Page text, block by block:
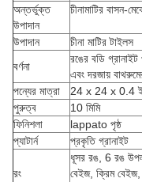
অন্তর্ভুক্ত
উপাদান
চীনামাটির বাসন-
উপাদান
চীনা মাটির টাইলস
বর্ণনা
রঙের বডি
এবং দরজায়
পন্যের মাত্রা
24 x 24 x 0.4
পুরুত্ব
10 মিমি
ফিনিশলা
lappato পৃষ্ঠ
প্যাটার্ন
প্রকৃতি গ্রানাইট
রং
ধূসর রঙ, 6 রঙ
বেইজ, ক্রিম বেইজ,